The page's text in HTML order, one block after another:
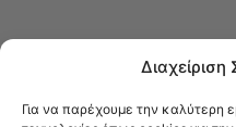
Για να παρέχουμε την καλύτερη